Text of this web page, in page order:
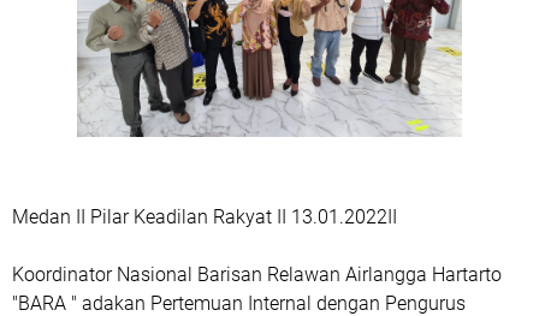
Medan II Pilar Keadilan Rakyat II 13.01.2022II
Koordinator Nasional Barisan Relawan Airlangga Hartarto
"BARA " adakan Pertemuan Internal dengan Pengurus